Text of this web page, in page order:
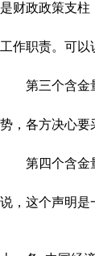
是财政政策支柱
工作职责。可以
第三个含金量
势，各方决心要
第四个含金量
说，这个声明是